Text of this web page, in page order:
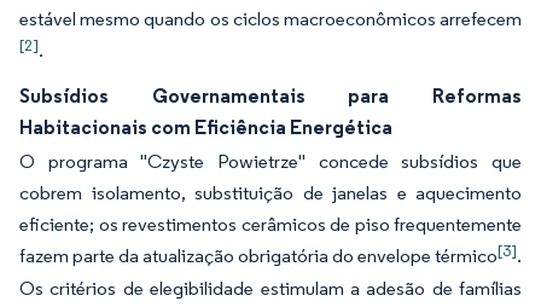
estável mesmo quando os ciclos macroeconômicos arrefecem
[2].
Subsídios Governamentais para Reformas
Habitacionais com Eficiência Energética
O programa "Czyste Powietrze" concede subsídios que
cobrem isolamento, substituição de janelas e aquecimento
eficiente; os revestimentos cerâmicos de piso frequentemente
fazem parte da atualização obrigatória do envelope térmico[3].
Os critérios de elegibilidade estimulam a adesão de famílias